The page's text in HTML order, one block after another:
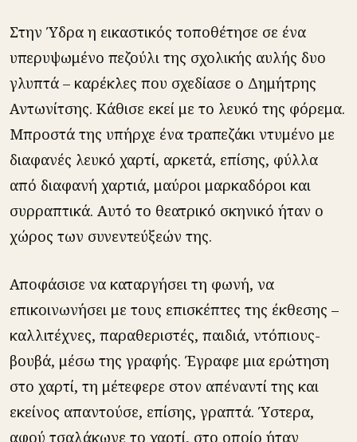
Στην Ύδρα η εικαστικός τοποθέτησε σε ένα
υπερυψωμένο πεζούλι της σχολικής αυλής δυο
γλυπτά – καρέκλες που σχεδίασε ο Δημήτρης
Αντωνίτσης. Κάθισε εκεί με το λευκό της φόρεμα.
Μπροστά της υπήρχε ένα τραπεζάκι ντυμένο με
διαφανές λευκό χαρτί, αρκετά, επίσης, φύλλα
από διαφανή χαρτιά, μαύροι μαρκαδόροι και
συρραπτικά. Αυτό το θεατρικό σκηνικό ήταν ο
χώρος των συνεντεύξεών της.
Αποφάσισε να καταργήσει τη φωνή, να
επικοινωνήσει με τους επισκέπτες της έκθεσης –
καλλιτέχνες, παραθεριστές, παιδιά, ντόπιους-
βουβά, μέσω της γραφής. Έγραφε μια ερώτηση
στο χαρτί, τη μέτεφερε στον απέναντί της και
εκείνος απαντούσε, επίσης, γραπτά. Ύστερα,
αφού τσαλάκωνε το χαρτί, στο οποίο ήταν